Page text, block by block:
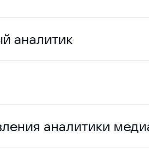
аналитик
аналитики